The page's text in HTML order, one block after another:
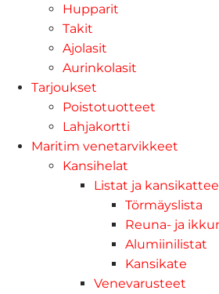
Hupparit
Takit
Ajolasit
Aurinkolasit
Tarjoukset
Poistotuotteet
Lahjakortti
Maritim venetarvikkeet
Kansihelat
Listat ja
Törmäyslista
Reuna- ja
Alumiinilistat
Kansikate
Venevarusteet